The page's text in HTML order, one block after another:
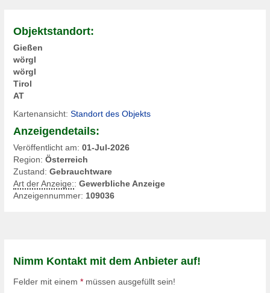
Objektstandort:
Gießen
wörgl
wörgl
Tirol
AT
Kartenansicht: Standort des Objekts
Anzeigendetails:
Veröffentlicht am: 01-Jul-2026
Region: Österreich
Zustand: Gebrauchtware
Art der Anzeige:: Gewerbliche Anzeige
Anzeigennummer: 109036
Nimm Kontakt mit dem Anbieter auf!
Felder mit einem * müssen ausgefüllt sein!